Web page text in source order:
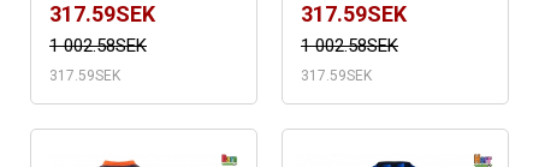
317.59SEK
1 002.58SEK
317.59SEK
317.59SEK
1 002.58SEK
317.59SEK